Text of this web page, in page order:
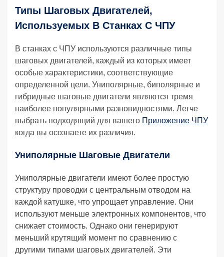
Типы Шаговых Двигателей,
Используемых В Станках С ЧПУ
В станках с ЧПУ используются различные типы
шаговых двигателей, каждый из которых имеет
особые характеристики, соответствующие
определенной цели. Униполярные, биполярные и
гибридные шаговые двигатели являются тремя
наиболее популярными разновидностями. Легче
выбрать подходящий для вашего Приложение ЧПУ
когда вы осознаете их различия.
Униполярные Шаговые Двигатели
Униполярные двигатели имеют более простую
структуру проводки с центральным отводом на
каждой катушке, что упрощает управление. Они
используют меньше электронных компонентов, что
снижает стоимость. Однако они генерируют
меньший крутящий момент по сравнению с
другими типами шаговых двигателей. Эти